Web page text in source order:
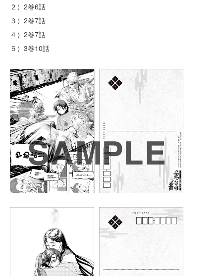
２）2巻6話
３）2巻7話
４）2巻7話
５）3巻10話